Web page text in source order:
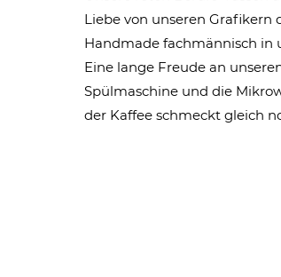
Liebe von unseren Grafikern
Handmade fachmännisch in
Eine lange Freude an
Spülmaschine und die
der Kaffee schmeckt gleich